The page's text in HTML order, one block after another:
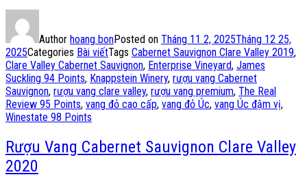
Author hoang bonPosted on Tháng 11 2, 2025Tháng 12 25,
2025Categories Bài viếtTags Cabernet Sauvignon Clare Valley 2019,
Clare Valley Cabernet Sauvignon, Enterprise Vineyard, James
Suckling 94 Points, Knappstein Winery, rượu vang Cabernet
Sauvignon, rượu vang clare valley, rượu vang premium, The Real
Review 95 Points, vang đỏ cao cấp, vang đỏ Úc, vang Úc đậm vị,
Winestate 98 Points
Rượu Vang Cabernet Sauvignon Clare Valley
2020